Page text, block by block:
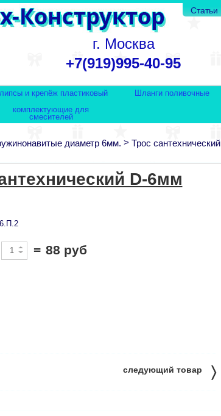
Статьи
г. Москва
+7(919)995-40-95
и крепёж пластиковый Шланги поливочные
комплектующие для
смесителей
диаметр 6мм. > Трос
D-6мм
= 88 руб
следующий товар 〉